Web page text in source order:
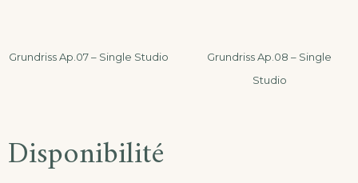
Grundriss Ap.07 – Single Studio
Grundriss Ap.08 – Single
Studio
Disponibilité